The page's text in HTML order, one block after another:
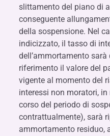
slittamento del piano di
conseguente
della sospensione. Nel
indicizzato, il tasso di
dell’ammortamento
riferimento il valore del
vigente al momento del
interessi non moratori,
corso del periodo di
contrattualmente), sarà
ammortamento residuo,